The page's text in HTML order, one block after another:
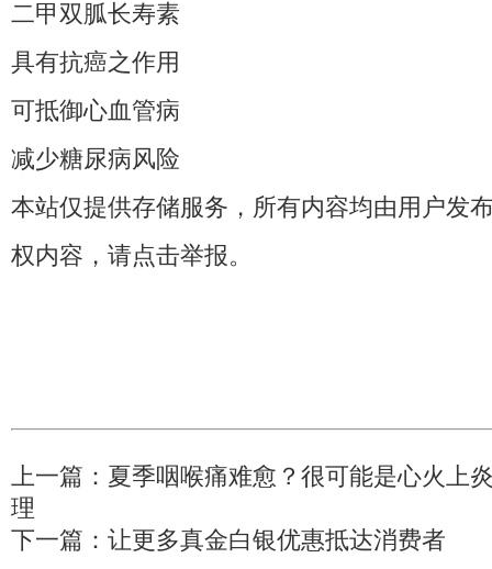
二甲双胍长寿素
具有抗癌之作用
可抵御心血管病
减少糖尿病风险
本站仅提供存储服务，所有内容均由用户发
权内容，请点击举报。
上一篇： 夏季咽喉痛难愈？很可能是心火上
理
下一篇： 让更多真金白银优惠抵达消费者